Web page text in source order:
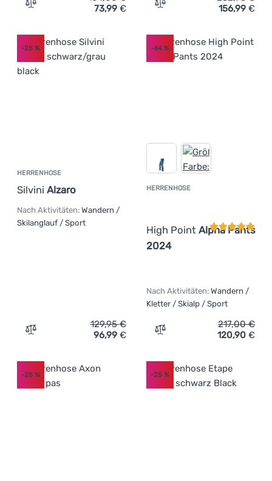
Zum Vergleich 'Herrenhose Dare 2b Baseplate II Pant'
73,99 € Zum Vergleich156,99 €
HERRENHOSE
Silvini Alzaro
-25 %
Nach Aktivitäten: Wandern /
Skilanglauf / Sport
Zum Vergleich 'Herrenhose Silvini Alzaro' hinzufügen
129,95€
96,99 €
HERRENHOSE
High Point Alpha Pants
2024
-44%
Nach Aktivitäten: Wandern /
Kletter / Skialp / Sport
Zum Vergleich
217,00€
120,90 €
-25 % -25%